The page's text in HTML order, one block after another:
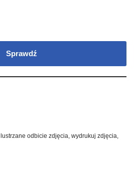
Sprawdź
lustrzane odbicie zdjęcia wydrukuj zdjęcia